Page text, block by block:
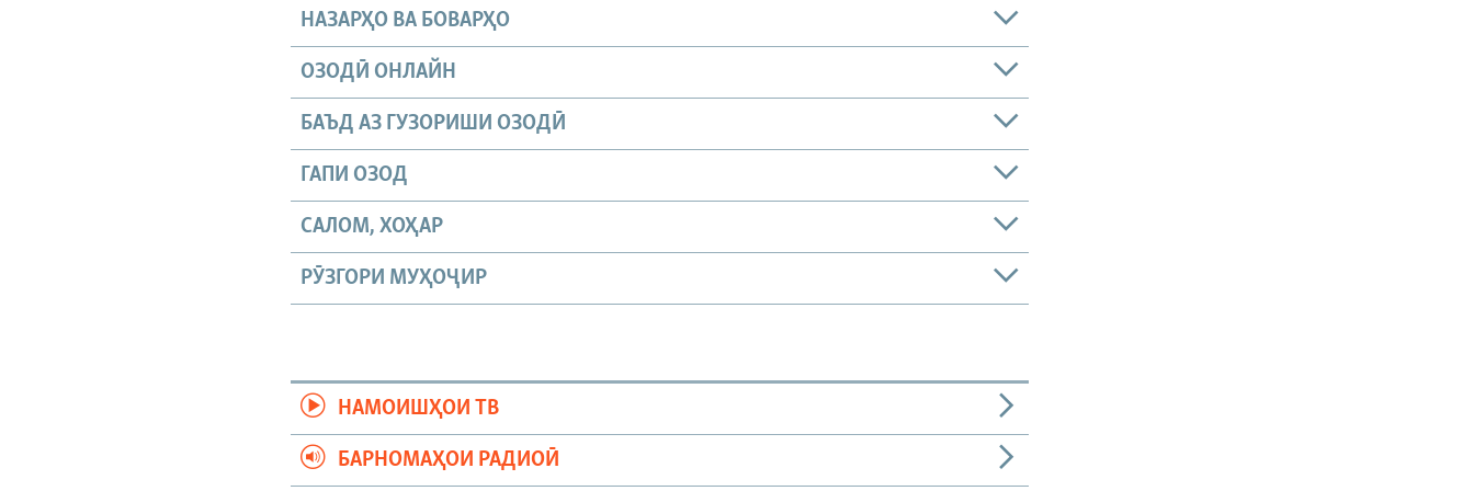
НАЗАРҲО ВА БОВАРҲО
ОЗОДӢ ОНЛАЙН
БАЪД АЗ ГУЗОРИШИ ОЗОДӢ
ГАПИ ОЗОД
САЛОМ, ХОҲАР
РӮЗГОРИ МУҲОҶИР
НАМОИШҲОИ ТВ
БАРНОМАҲОИ РАДИОӢ